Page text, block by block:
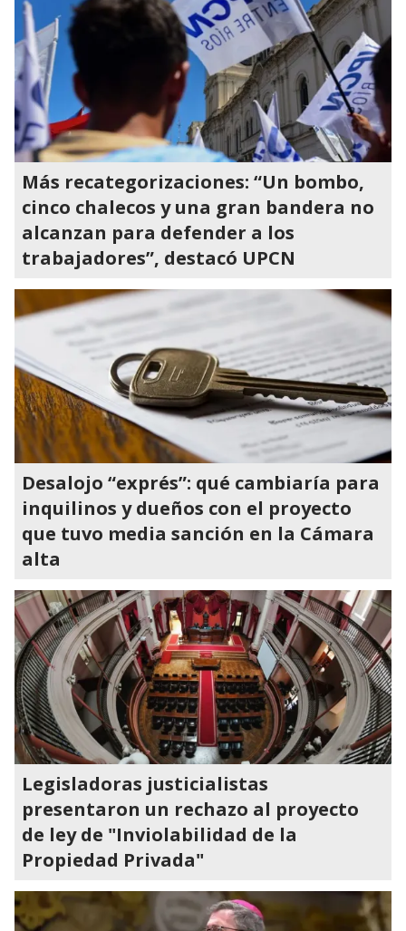
Más recategorizaciones: “Un bombo,
cinco chalecos y una gran bandera no
alcanzan para defender a los
trabajadores”, destacó UPCN
Desalojo “exprés”: qué cambiaría para
inquilinos y dueños con el proyecto
que tuvo media sanción en la Cámara
alta
Legisladoras justicialistas
presentaron un rechazo al proyecto
de ley de "Inviolabilidad de la
Propiedad Privada"